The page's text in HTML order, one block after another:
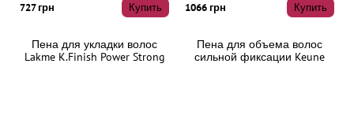
727 грн Купить
Пена для укладки волос
Lakme K.Finish Power Strong
1066 грн Купить
Пена для объема волос
сильной фиксации Keune